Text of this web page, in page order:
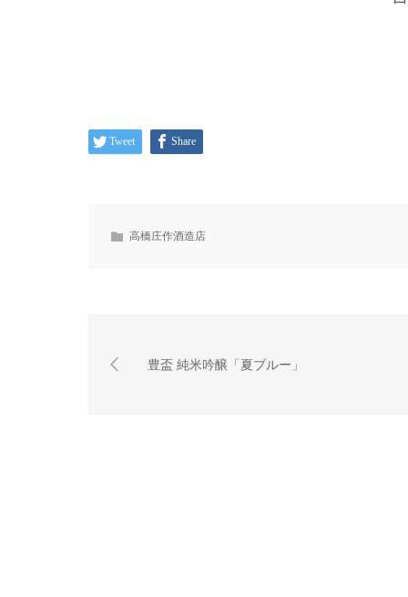
Tweet Share
高橋庄作酒造店
豊盃 純米吟醸「夏ブルー」